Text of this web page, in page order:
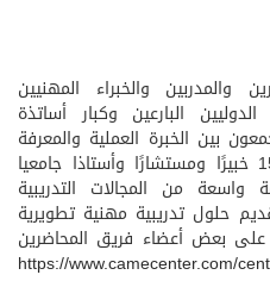
والخبراء المهنيين
البارعين وكبار أساتذة
بين الخبرة العملية والمعرفة
الأكاديمية ويصل عددهم إلى 150 خبيرًا ومستشارًا وأستاذا جامعيا
من المجالات التدريبية
حلول تدريبية مهنية تطويرية
على بعض أعضاء فريق المحاضرين
https://www.camecenter.com/